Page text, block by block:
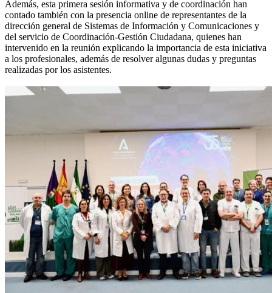
Además, esta primera sesión informativa y de coordinación han
contado también con la presencia online de representantes de la
dirección general de Sistemas de Información y Comunicaciones y
del servicio de Coordinación-Gestión Ciudadana, quienes han
intervenido en la reunión explicando la importancia de esta iniciativa
a los profesionales, además de resolver algunas dudas y preguntas
realizadas por los asistentes.